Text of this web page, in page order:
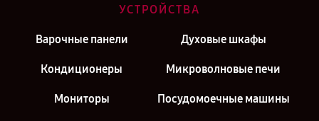
УСТРОЙСТВА
Варочные панели Духовые шкафы
Кондиционеры Микроволновые печи
Мониторы Посудомоечные машины